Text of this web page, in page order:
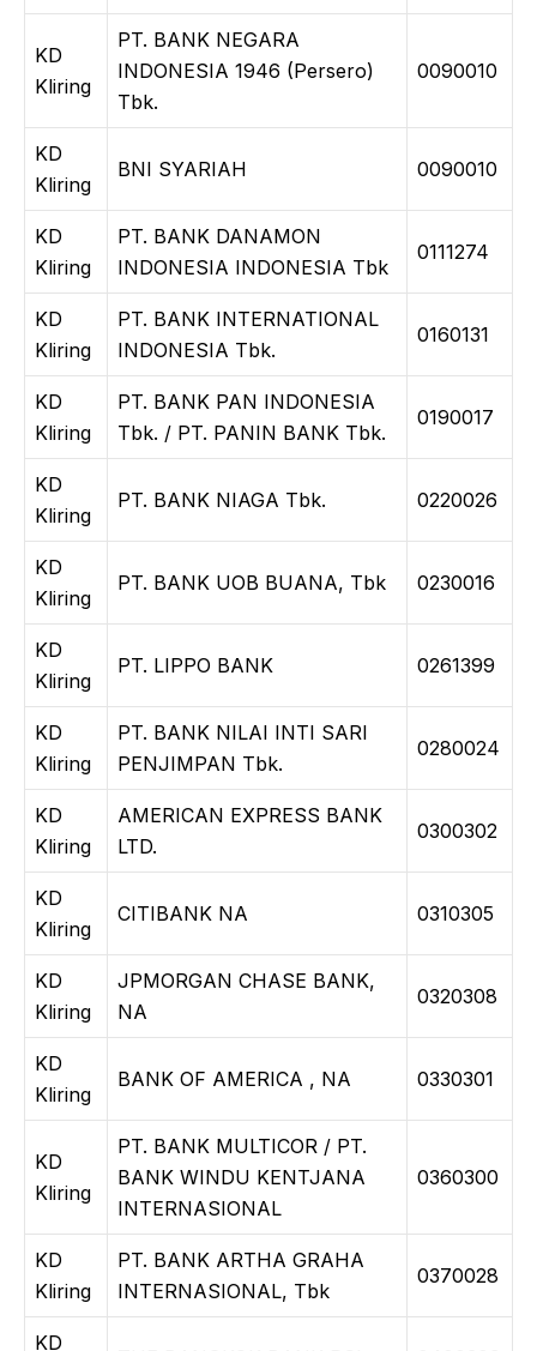
KD
Kliring
PT. BANK NEGARA
INDONESIA 1946 (Persero)
Tbk.
0090010
KD
Kliring
BNI SYARIAH 0090010
KD
Kliring
PT. BANK DANAMON
INDONESIA INDONESIA Tbk
0111274
KD
Kliring
PT. BANK INTERNATIONAL
INDONESIA Tbk.
0160131
KD
Kliring
PT. BANK PAN INDONESIA
Tbk. / PT. PANIN BANK Tbk.
0190017
KD
Kliring
PT. BANK NIAGA Tbk. 0220026
KD
Kliring
PT. BANK UOB BUANA, Tbk 0230016
KD
Kliring
PT. LIPPO BANK 0261399
KD
Kliring
PT. BANK NILAI INTI SARI
PENJIMPAN Tbk.
0280024
KD
Kliring
AMERICAN EXPRESS BANK
LTD.
0300302
KD
Kliring
CITIBANK NA 0310305
KD
Kliring
JPMORGAN CHASE BANK,
NA
0320308
KD
Kliring
BANK OF AMERICA , NA 0330301
KD
Kliring
PT. BANK MULTICOR / PT.
BANK WINDU KENTJANA
INTERNASIONAL
0360300
KD
Kliring
PT. BANK ARTHA GRAHA
INTERNASIONAL, Tbk
0370028
KD